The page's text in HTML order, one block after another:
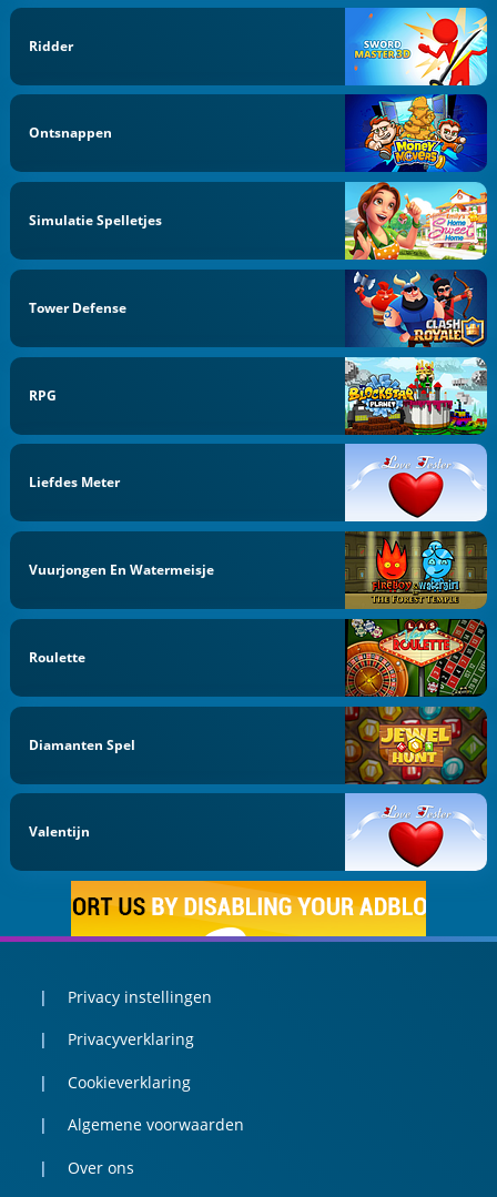
Ridder
Ontsnappen
Simulatie Spelletjes
Tower Defense
RPG
Liefdes Meter
Vuurjongen En Watermeisje
Roulette
Diamanten Spel
Valentijn
Privacy instellingen
Privacyverklaring
Cookieverklaring
Algemene voorwaarden
Over ons